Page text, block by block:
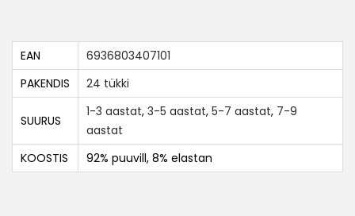
EAN
6936803407101
PAKENDIS
24 tükki
SUURUS
1-3 aastat, 3-5 aastat, 5-7 aastat, 7-9
aastat
KOOSTIS
92% puuvill, 8% elastan